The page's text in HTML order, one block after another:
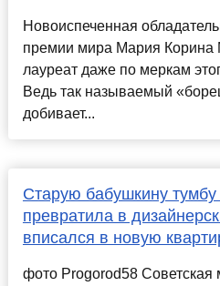
Новоиспеченная
премии мира Мария Корина
лауреат даже по меркам
Ведь так называемый
добивает...
Старую бабушкину
превратила в
вписался в новую
фото Progorod58 Советская